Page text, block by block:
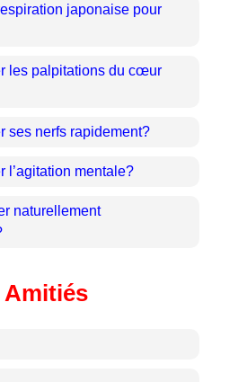
japonaise pour
les palpitations du cœur
ses nerfs rapidement?
l’agitation mentale?
naturellement
Amitiés